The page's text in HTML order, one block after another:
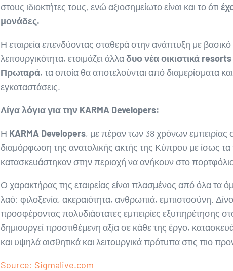
στους ιδιοκτήτες τους, ενώ αξιοσημείωτο είναι και το ότι
μονάδες.
Η εταιρεία επενδύοντας σταθερά στην ανάπτυξη με
λειτουργικότητα, ετοιμάζει άλλαδυο νέα οικιστικά resorts
Πρωταρά, τα οποία θα αποτελούνται από διαμερίσματα
εγκαταστάσεις.
Λίγα λόγια για την KARMA Developers:
Η KARMA Developers, με πέραν των 38 χρόνων εμπειρίας
διαμόρφωση της ανατολικής ακτής της Κύπρου με ίσως
κατασκευάστηκαν στην περιοχή να ανήκουν στο
Ο χαρακτήρας της εταιρείας είναι πλασμένος από όλα τα
λαό: φιλοξενία, ακεραιότητα, ανθρωπιά, εμπιστοσύνη.
προσφέροντας πολυδιάστατες εμπειρίες εξυπηρέτησης
δημιουργεί προστιθέμενη αξία σε κάθε της έργο,
και υψηλά αισθητικά και λειτουργικά πρότυπα στις πιο
Source: Sigmalive.com